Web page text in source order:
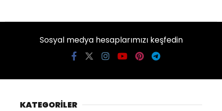
Sosyal medya hesaplarımızı keşfedin
KATEGORİLER